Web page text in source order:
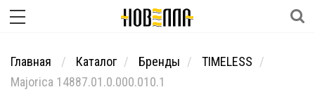
Главная Каталог Бренды
TIMELESS
Majorica 14887.01.0.000.010.1